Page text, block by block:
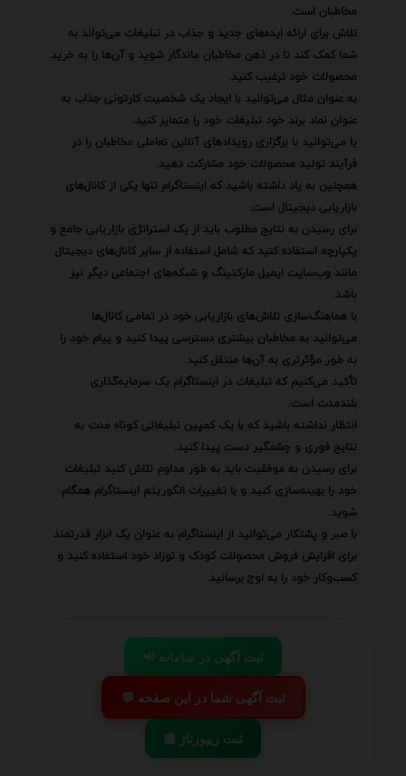
مخاطبان است.
تلاش برای ارائه ایده‌های جدید و جذاب در تبلیغات می‌تواند به
شما کمک کند تا در ذهن مخاطبان ماندگار شوید و آن‌ها را به خرید
محصولات خود ترغیب کنید.
به عنوان مثال می‌توانید با ایجاد یک شخصیت کارتونی جذاب به
عنوان نماد برند خود تبلیغات خود را متمایز کنید.
یا می‌توانید با برگزاری رویدادهای آنلاین تعاملی مخاطبان را در
فرآیند تولید محصولات خود مشارکت دهید.
همچنین به یاد داشته باشید که اینستاگرام تنها یکی از کانال‌های
بازاریابی دیجیتال است.
برای رسیدن به نتایج مطلوب باید از یک استراتژی بازاریابی جامع و
یکپارچه استفاده کنید که شامل استفاده از سایر کانال‌های دیجیتال
مانند وب‌سایت ایمیل مارکتینگ و شبکه‌های اجتماعی دیگر نیز
باشد.
با هماهنگ‌سازی تلاش‌های بازاریابی خود در تمامی کانال‌ها
می‌توانید به مخاطبان بیشتری دسترسی پیدا کنید و پیام خود را
به طور مؤثرتری به آن‌ها منتقل کنید.
تأکید می‌کنیم که تبلیغات در اینستاگرام یک سرمایه‌گذاری
بلندمدت است.
انتظار نداشته باشید که با یک کمپین تبلیغاتی کوتاه مدت به
نتایج فوری و چشمگیر دست پیدا کنید.
برای رسیدن به موفقیت باید به طور مداوم تلاش کنید تبلیغات
خود را بهینه‌سازی کنید و با تغییرات الگوریتم اینستاگرام همگام
شوید.
با صبر و پشتکار می‌توانید از اینستاگرام به عنوان یک ابزار قدرتمند
برای افزایش فروش محصولات کودک و نوزاد خود استفاده کنید و
کسب‌وکار خود را به اوج برسانید.
📢 ثبت آگهی در سامانه
💬 ثبت آگهی شما در این صفحه
📰 ثبت ریپورتاژ